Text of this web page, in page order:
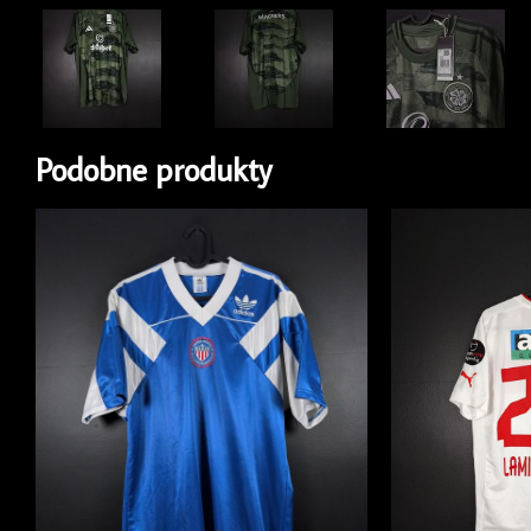
Podobne produkty